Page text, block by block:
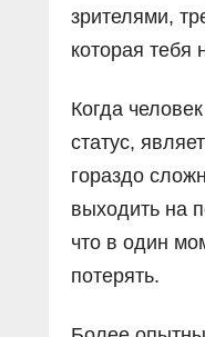
зрителями,
которая тебя
Когда
статус,
гораздо
выходить на
что в один
потерять.